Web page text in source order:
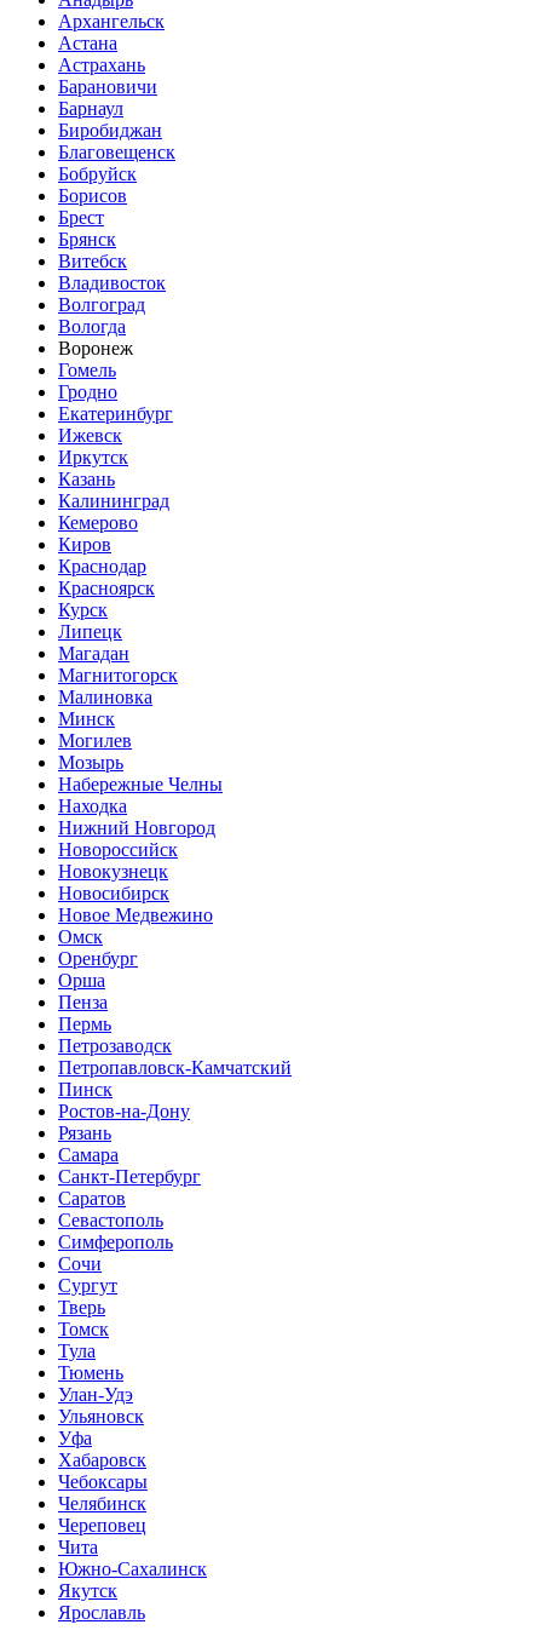
Архангельск
Астана
Астрахань
Барановичи
Барнаул
Биробиджан
Благовещенск
Бобруйск
Борисов
Брест
Брянск
Витебск
Владивосток
Волгоград
Вологда
Воронеж
Гомель
Гродно
Екатеринбург
Ижевск
Иркутск
Казань
Калининград
Кемерово
Киров
Краснодар
Красноярск
Курск
Липецк
Магадан
Магнитогорск
Малиновка
Минск
Могилев
Мозырь
Набережные Челны
Находка
Нижний Новгород
Новороссийск
Новокузнецк
Новосибирск
Новое Медвежино
Омск
Оренбург
Орша
Пенза
Пермь
Петрозаводск
Петропавловск-Камчатский
Пинск
Ростов-на-Дону
Рязань
Самара
Санкт-Петербург
Саратов
Севастополь
Симферополь
Сочи
Сургут
Тверь
Томск
Тула
Тюмень
Улан-Удэ
Ульяновск
Уфа
Хабаровск
Чебоксары
Челябинск
Череповец
Чита
Южно-Сахалинск
Якутск
Ярославль